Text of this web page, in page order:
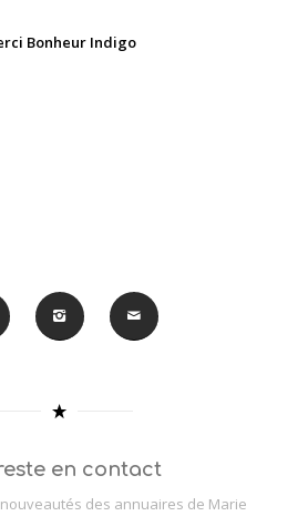
Bonheur Indigo
en contact
des annuaires de Marie